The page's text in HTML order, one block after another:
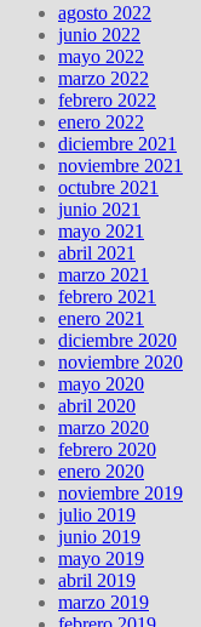
agosto 2022
junio 2022
mayo 2022
marzo 2022
febrero 2022
enero 2022
diciembre 2021
noviembre 2021
octubre 2021
junio 2021
mayo 2021
abril 2021
marzo 2021
febrero 2021
enero 2021
diciembre 2020
noviembre 2020
mayo 2020
abril 2020
marzo 2020
febrero 2020
enero 2020
noviembre 2019
julio 2019
junio 2019
mayo 2019
abril 2019
marzo 2019